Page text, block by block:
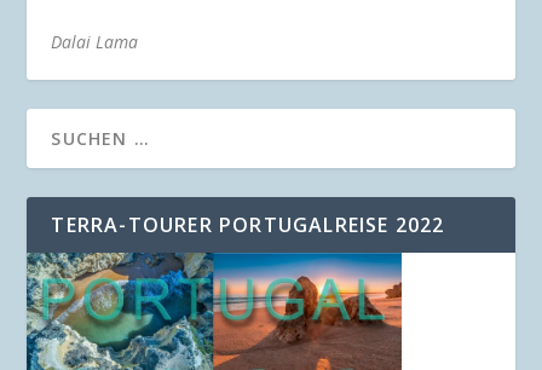
Dalai Lama
TERRA-TOURER PORTUGALREISE 2022